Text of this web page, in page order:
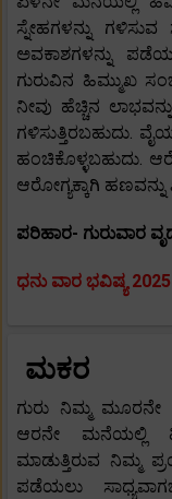
ಸ್ನೇಹಗಳನ್ನು ಗಳಿಸುವ
ಅವಕಾಶಗಳನ್ನು
ಗುರುವಿನ ಹಿಮ್ಮುಖ
ನೀವು ಹೆಚ್ಚಿನ
ಗಳಿಸುತ್ತಿರಬಹುದು.
ಹಂಚಿಕೊಳ್ಳಬಹುದು.
ಆರೋಗ್ಯಕ್ಕಾಗಿ
ಪರಿಹಾರ- ಗುರುವಾರ
ಧನು ವಾರ ಭವಿಷ್ಯ 2025
ಮಕರ
ಗುರು ನಿಮ್ಮ
ಆರನೇ ಮನೆಯಲ್ಲಿ
ಮಾಡುತ್ತಿರುವ ನಿಮ್ಮ
ಪಡೆಯಲು